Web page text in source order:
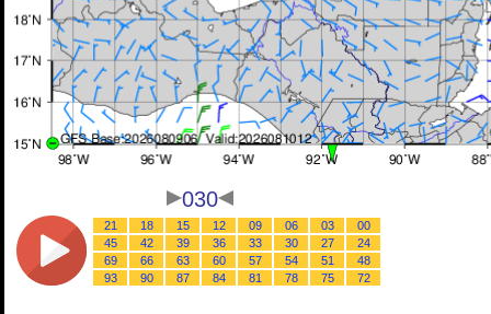
030
00
03
06
09
12
15
18
21
24
27
30
33
36
39
42
45
48
51
54
57
60
63
66
69
72
75
78
81
84
87
90
93